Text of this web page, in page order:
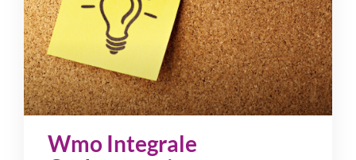
Wmo Integrale